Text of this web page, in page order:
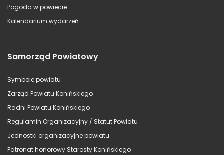
Pogoda w powiecie
Kalendarium wydarzeń
Samorząd Powiatowy
Symbole powiatu
Zarząd Powiatu Konińskiego
Radni Powiatu Konińskiego
Regulamin Organizacyjny / Statut Powiatu
Jednostki organizacyjne powiatu
Patronat honorowy Starosty Konińskiego